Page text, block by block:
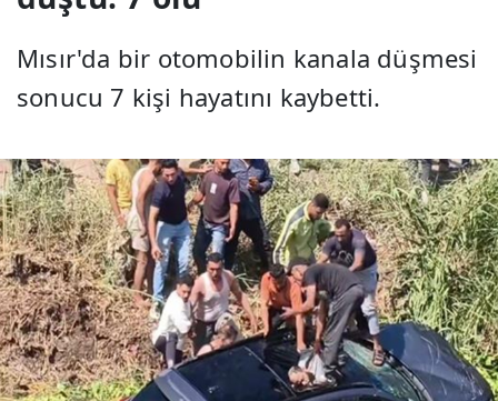
Mısır'da bir otomobilin kanala düşmesi
sonucu 7 kişi hayatını kaybetti.